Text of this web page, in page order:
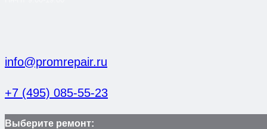
info@promrepair.ru
+7 (495) 085-55-23
Выберите ремонт: